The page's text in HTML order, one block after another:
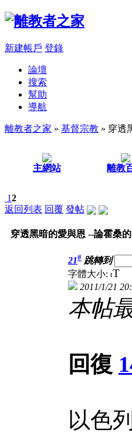
新建帳戶 登錄
論壇
搜索
幫助
導航
離教者之家 » 基督宗教 » 穿透
主網站 離教
12
返回列表 回覆 發帖
穿透黑暗的愛與恩 --論霍桑的
21# 跳轉到
字體大小: tT
2011/1/21
本帖
回復
以色